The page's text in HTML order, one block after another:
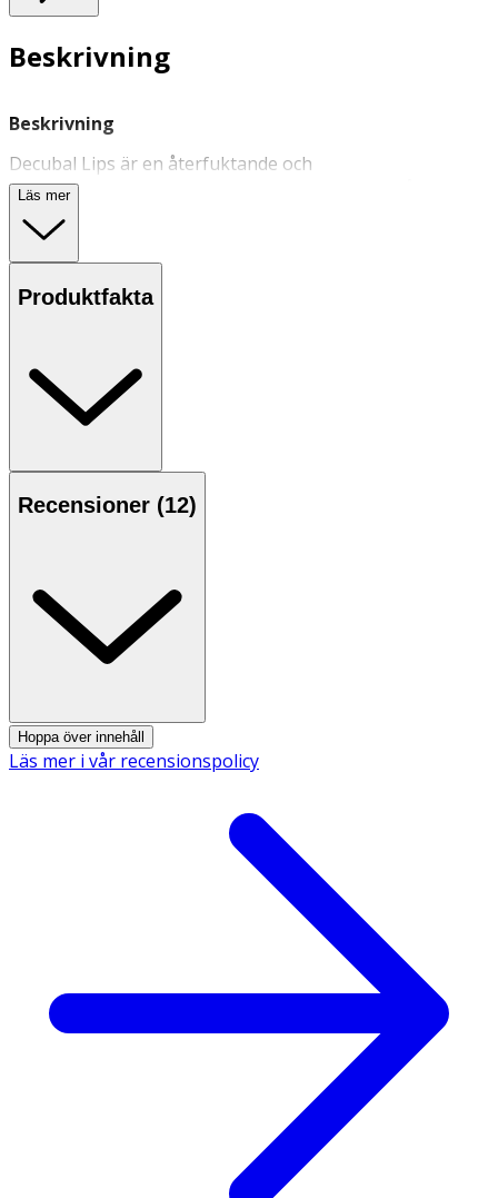
Beskrivning
Beskrivning
Decubal Lips är en återfuktande och
mjukgörande
exempel nagelband, armbågar och knän. Salvan
innehåller bivax och det naturliga fettet lanolin som ger
näring, återuppbygger och lämnar huden rik på fukt och
lipider. Decubal Lips tränger snabbt in och mjukgör
Användning
- Passar speciellt dig med torr och känslig hy.
Petrolatum, Lanolin, Paraffinum Liquidum, Cera Alba,
Ricinus Communis Seed Oil, Tocopherol.
Läs mer
Produktfakta
Recensioner (12)
Hoppa över innehåll
Läs mer i vår recensionspolicy